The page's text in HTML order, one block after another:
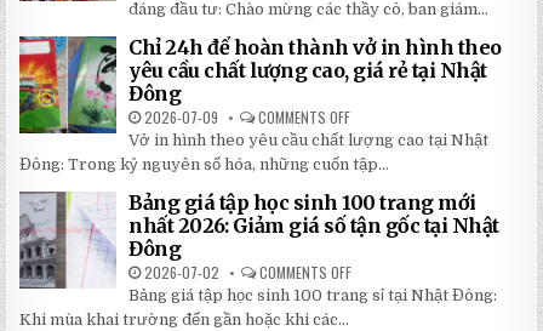
5
BÍ
MẬT
GIÚP
BẠN
TIẾT
KHI
LẮP
ĐẶT
LOẠI
DÙ
CHE
NẮNG
NGOÀI
TRỜI
BỀN
ĐÁNG
ĐẦU
NHẤT
2026
đáng đầu tư: Chào mừng các thầy cô, ban giám...
Chỉ 24h để hoàn thành vở in hình theo
yêu cầu chất lượng cao, giá rẻ tại Nhật
Đông
2026-07-09 COMMENTS OFF
CHỈ
24H
ĐỂ
HOÀN
THÀNH
VỞ
IN
HÌNH
YÊU
CHẤT
LƯỢNG
Vở in hình theo yêu cầu chất lượng cao tại Nhật
Đông: Trong kỷ nguyên số hóa, những cuốn tập...
Bảng giá tập học sinh 100 trang mới
nhất 2026: Giảm giá số tận gốc tại Nhật
Đông
2026-07-02 COMMENTS OFF
BẢNG
GIÁ
Bảng giá tập học sinh 100 trang sỉ tại Nhật Đông:
Khi mùa khai trường đến gần hoặc khi các...